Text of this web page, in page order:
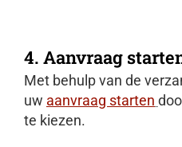
4. Aanvraag
Met behulp van de
uw aanvraag starten
te kiezen.